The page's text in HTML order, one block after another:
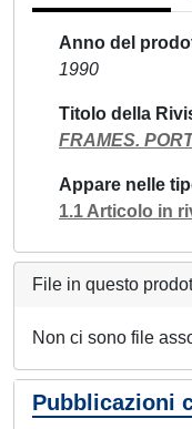
Anno del
1990
Titolo della
FRAMES.
Appare nelle
1.1 Articolo in
File in questo
Non ci sono file
Pubblicazioni